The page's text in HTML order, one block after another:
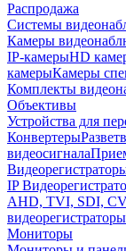
Распродажа
Системы
Камеры
IP-камерыHD
камерыКамеры
Комплекты
Объективы
Устройства для
Конвертеры
видеосигнала
IP
AHD, TVI, SDI,
Мониторы